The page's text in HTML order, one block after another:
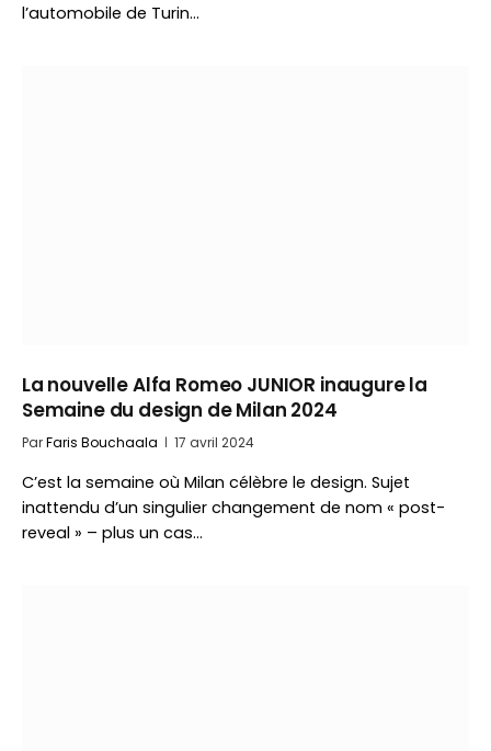
l’automobile de Turin…
La nouvelle Alfa Romeo JUNIOR inaugure la
Semaine du design de Milan 2024
ParFaris Bouchaala 17 avril 2024
C’est la semaine où Milan célèbre le design. Sujet
inattendu d’un singulier changement de nom « post-
reveal » – plus un cas…